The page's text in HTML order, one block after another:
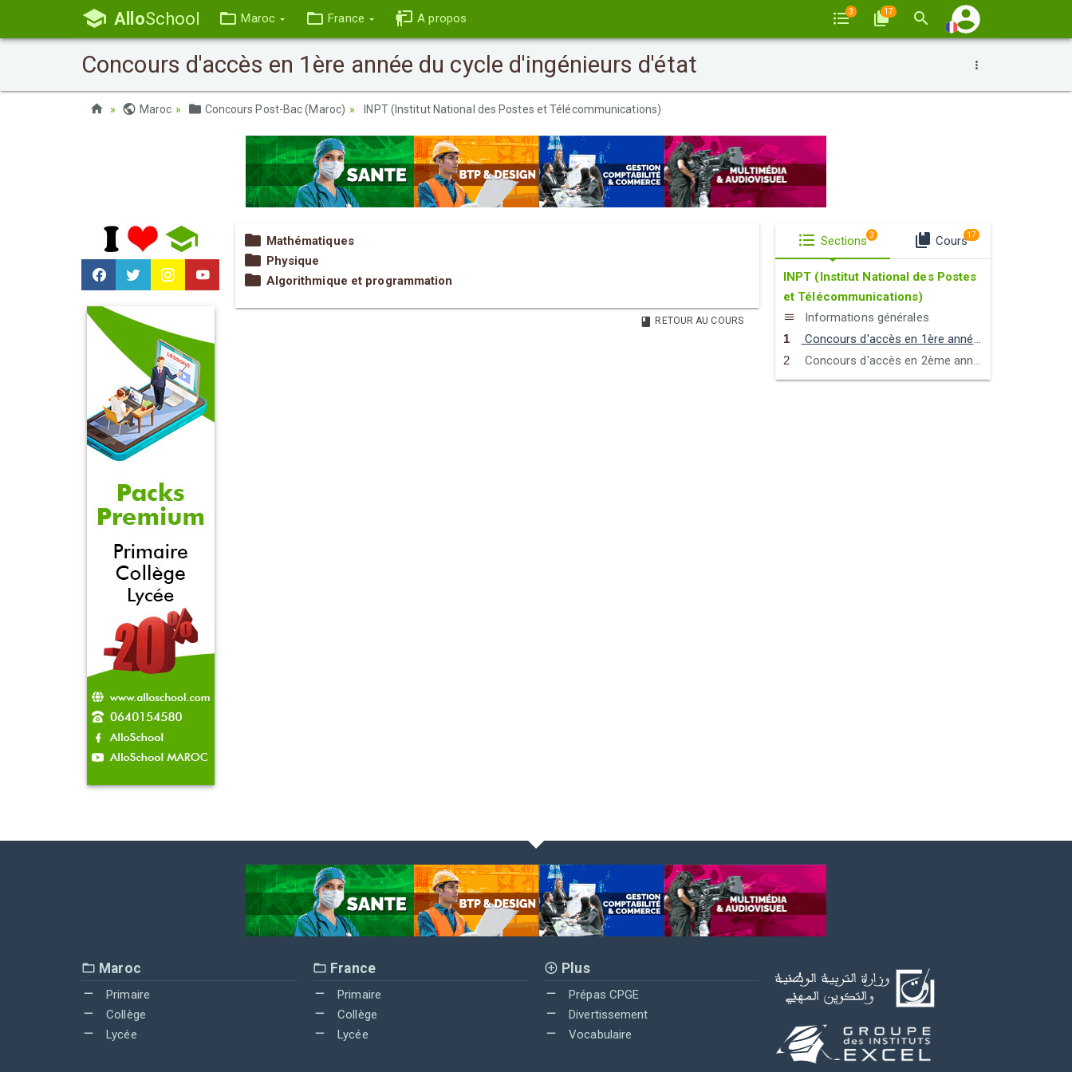
AlloSchool Maroc France A propos 3 17
Concours d'accès en 1ère année du cycle d'ingénieurs d'état
Maroc Concours Post-Bac (Maroc) INPT (Institut National des Postes et Télécommunications)
Mathématiques
Physique
Algorithmique et programmation
RETOUR AU COURS
Sections 3 Cours17
INPT (Institut National des Postes
et Télécommunications)
Informations générales
Concours d'accès en 1ère année du cycle d'ingénieurs d'état
Concours d'accès en 2ème année du cycle d'ingénieurs d'état
Maroc
Primaire
Collège
Lycée
France
Primaire
Collège
Lycée
Plus
Prépas CPGE
Divertissement
Vocabulaire